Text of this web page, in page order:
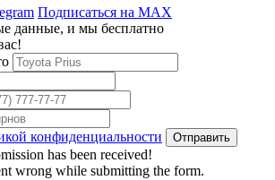
Подписаться на MAX
данные, и мы бесплатно
конфиденциальности
has been received!
wrong while submitting the form.